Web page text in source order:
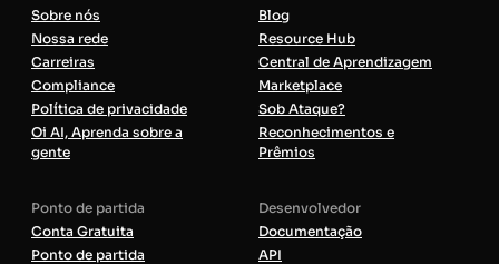
Sobre nós
Nossa rede
Carreiras
Compliance
Política de privacidade
Oi AI, Aprenda sobre a
gente
Blog
Resource Hub
Central de Aprendizagem
Marketplace
Sob Ataque?
Reconhecimentos e
Prêmios
Ponto de partida
Conta Gratuita
Ponto de partida
Desenvolvedor
Documentação
API